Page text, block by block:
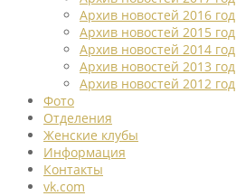
Архив новостей 2016 год
Архив новостей 2015 год
Архив новостей 2014 год
Архив новостей 2013 год
Архив новостей 2012 год
Фото
Отделения
Женские клубы
Информация
Контакты
vk.com